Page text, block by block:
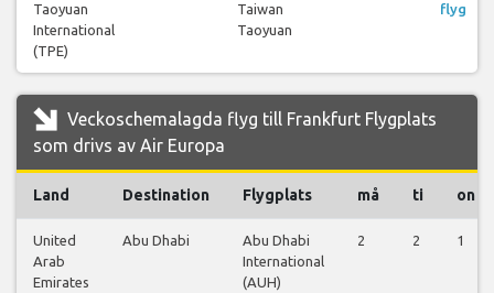
Taoyuan
International
(TPE)
Taiwan
Taoyuan
flyg
Veckoschemalagda flyg till Frankfurt Flygplats
som drivs av Air Europa
Land Destination Flygplats må ti on
United
Arab
Emirates
Abu Dhabi
Abu Dhabi
International
(AUH)
2 2 1